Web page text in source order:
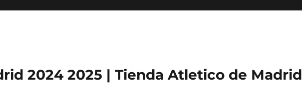
2024 2025 | Tienda Atletico de Madrid